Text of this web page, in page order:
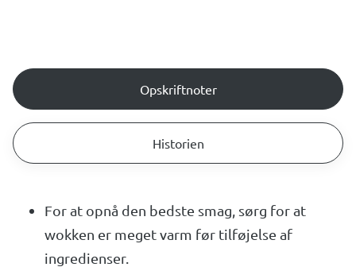
Opskriftnoter
Historien
For at opnå den bedste smag, sørg for at
wokken er meget varm før tilføjelse af
ingredienser.